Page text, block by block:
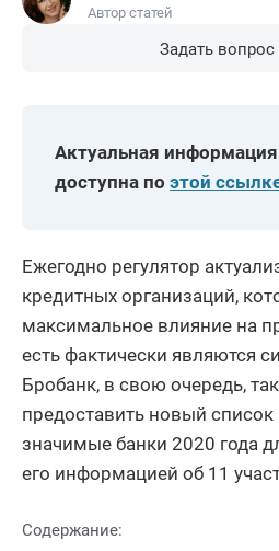
Автор статей
Задать вопрос
Актуальная
доступна по этой
Ежегодно регулятор
кредитных организаций,
максимальное влияние на
есть фактически являются
Бробанк, в свою очередь,
предоставить новый
значимые банки 2020 года
его информацией об 11
Содержание: